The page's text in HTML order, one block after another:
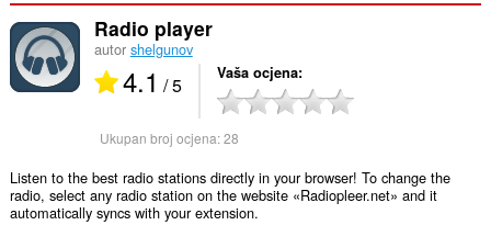
Radio player
autor shelgunov
4.1 / 5 Vaša ocjena
Ukupan broj ocjena:28
Listen to the best radio stations directly in your browser! To change the
radio, select any radio station on the website «Radiopleer.net» and it
automatically syncs with your extension.